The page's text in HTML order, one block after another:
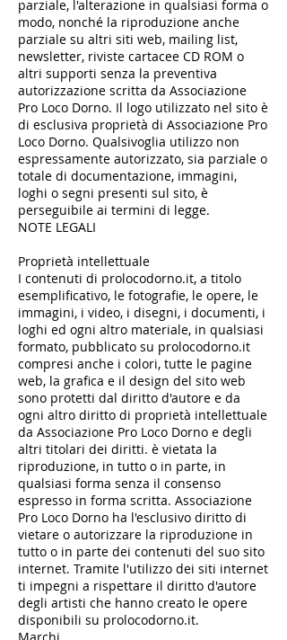
parziale, l'alterazione in qualsiasi forma o
modo, nonché la riproduzione anche
parziale su altri siti web, mailing list,
newsletter, riviste cartacee CD ROM o
altri supporti senza la preventiva
autorizzazione scritta da Associazione
Pro Loco Dorno. Il logo utilizzato nel sito è
di esclusiva proprietà di Associazione Pro
Loco Dorno. Qualsivoglia utilizzo non
espressamente autorizzato, sia parziale o
totale di documentazione, immagini,
loghi o segni presenti sul sito, è
perseguibile ai termini di legge.
NOTE LEGALI
Proprietà intellettuale
I contenuti di prolocodorno.it, a titolo
esemplificativo, le fotografie, le opere, le
immagini, i video, i disegni, i documenti, i
loghi ed ogni altro materiale, in qualsiasi
formato, pubblicato su prolocodorno.it
compresi anche i colori, tutte le pagine
web, la grafica e il design del sito web
sono protetti dal diritto d'autore e da
ogni altro diritto di proprietà intellettuale
da Associazione Pro Loco Dorno e degli
altri titolari dei diritti. è vietata la
riproduzione, in tutto o in parte, in
qualsiasi forma senza il consenso
espresso in forma scritta. Associazione
Pro Loco Dorno ha l'esclusivo diritto di
vietare o autorizzare la riproduzione in
tutto o in parte dei contenuti del suo sito
internet. Tramite l'utilizzo dei siti internet
ti impegni a rispettare il diritto d'autore
degli artisti che hanno creato le opere
disponibili su prolocodorno.it.